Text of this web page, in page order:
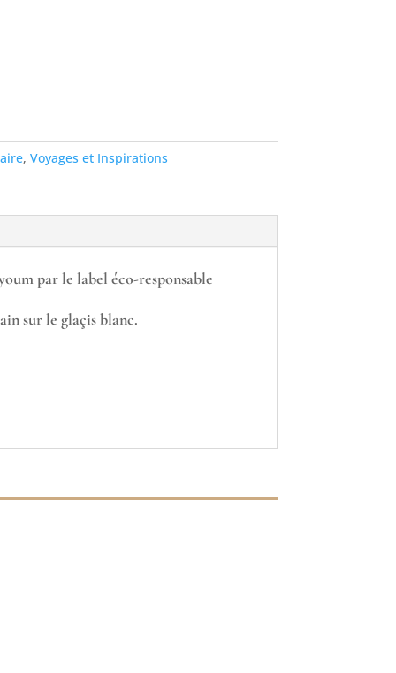
, Voyages et Inspirations
par le label éco-responsable
sur le glaçis blanc.